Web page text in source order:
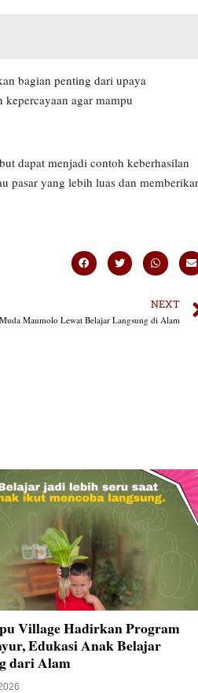
bagian penting dari upaya
agar mampu
dapat menjadi contoh keberhasilan
pasar yang lebih luas dan
NEXT
Maumolo Lewat Belajar Langsung di Alam
Village Hadirkan Program
Edukasi Anak Belajar
dari Alam